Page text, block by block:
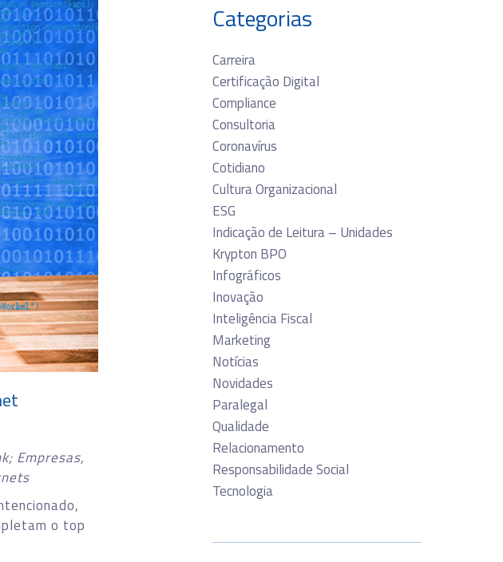
Empresas,
o top
Categorias
Carreira
Certificação Digital
Compliance
Consultoria
Coronavírus
Cotidiano
Cultura Organizacional
ESG
Indicação de Leitura – Unidades
Krypton BPO
Infográficos
Inovação
Inteligência Fiscal
Marketing
Notícias
Novidades
Paralegal
Qualidade
Relacionamento
Responsabilidade Social
Tecnologia